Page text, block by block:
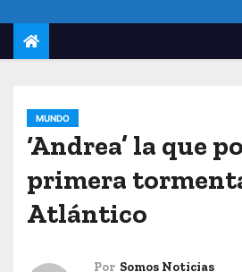
MUNDO
‘Andrea’ la que
primera
Atlántico
Por Somos Noticias